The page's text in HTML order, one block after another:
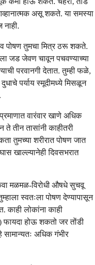
असू शकते. या समस्या
नाही.
पोषण तुमचा मित्र ठरू शकते.
जड जेवण चावून पचवण्याच्या
परवानगी देतात. तुम्ही फळे,
पर्याय स्मूदीमध्ये मिसळून
वारंवार खाणे अधिक
तीन तासांनी काहीतरी
तुमच्या शरीरात पोषण जात
खाल्ल्यानेही दिवसभरात
मळमळ-विरोधी औषधे सुचवू
स्वतःला पोषण देण्यापासून
लोकांना काही
फायदा होऊ शकतो जर तोंडी
अधिक गंभीर